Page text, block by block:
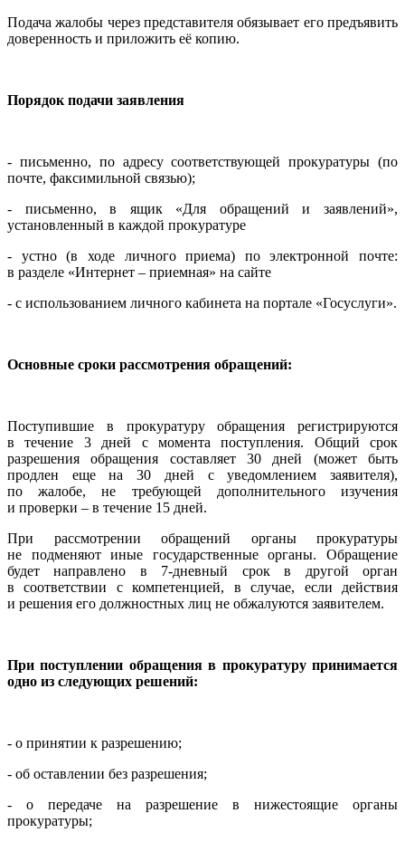
Подача жалобы через представителя обязывает его предъявить
доверенность и приложить её копию.
Порядок подачи заявления
- письменно, по адресу соответствующей прокуратуры (по
почте, факсимильной связью);
- письменно, в ящик «Для обращений и заявлений»,
установленный в каждой прокуратуре
- устно (в ходе личного приема) по электронной почте:
в разделе «Интернет – приемная» на сайте
- с использованием личного кабинета на портале «Госуслуги».
Основные сроки рассмотрения обращений:
Поступившие в прокуратуру обращения регистрируются
в течение 3 дней с момента поступления. Общий срок
разрешения обращения составляет 30 дней (может быть
продлен еще на 30 дней с уведомлением заявителя),
по жалобе, не требующей дополнительного изучения
и проверки – в течение 15 дней.
При рассмотрении обращений органы прокуратуры
не подменяют иные государственные органы. Обращение
будет направлено в 7-дневный срок в другой орган
в соответствии с компетенцией, в случае, если действия
и решения его должностных лиц не обжалуются заявителем.
При поступлении обращения в прокуратуру принимается
одно из следующих решений:
- о принятии к разрешению;
- об оставлении без разрешения;
- о передаче на разрешение в нижестоящие органы
прокуратуры;